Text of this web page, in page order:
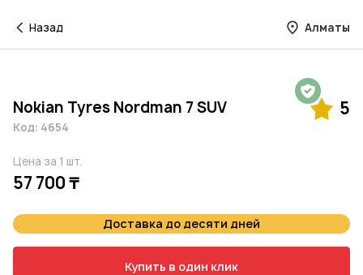
Назад Алматы
Nokian Tyres Nordman 7 SUV 5
Код: 4654
Цена за 1 шт.
57 700 ₸
Доставка до десяти дней
Купить в один клик